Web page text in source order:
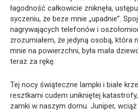
łagodność całkowicie zniknęła,
syczeniu, że beze mnie „upadnie”.
nagrywających telefonów i
zrozumiałem, że jedyną osobą, która
mnie na powierzchni, była mała
teraz za rękę.
Tej nocy świąteczne lampki i białe
resztkami cudem unikniętej
zamki w naszym domu. Juniper,